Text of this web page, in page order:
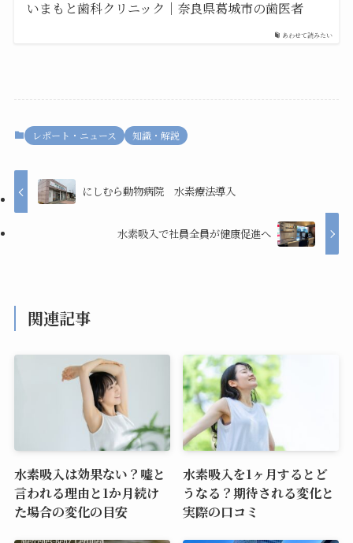
あわせて読みたい
いまもと歯科クリニック｜奈良県葛城市の歯医者
レポート・ニュース 知識・解説
にしむら動物病院 水素療法導入
水素吸入で社員全員が健康促進へ
関連記事
水素吸入は効果ない？嘘と
言われる理由と1か月続け
た場合の変化の目安
水素吸入を1ヶ月するとど
うなる？期待される変化と
実際の口コミ